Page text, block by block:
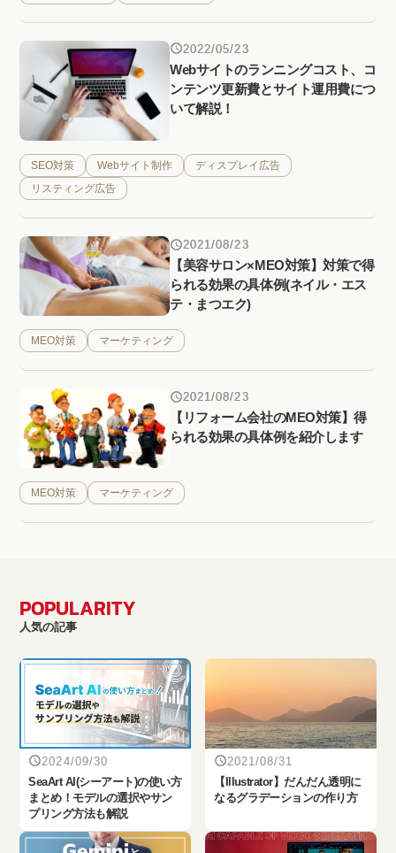
2022/05/23
Webサイトのランニングコスト、コ
ンテンツ更新費とサイト運用費につ
いて解説！
SEO対策 Webサイト制作
ディスプレイ広告
リスティング広告
2021/08/23
【美容サロン×MEO対策】対策で得
られる効果の具体例(ネイル・エス
テ・まつエク)
MEO対策 マーケティング
2021/08/23
【リフォーム会社のMEO対策】得
られる効果の具体例を紹介します
MEO対策 マーケティング
POPULARITY
人気の記事
2024/09/30
SeaArt AI(シーアート)の使い方
まとめ！モデルの選択やサン
プリング方法も解説
2021/08/31
【Illustrator】だんだん透明に
なるグラデーションの作り方